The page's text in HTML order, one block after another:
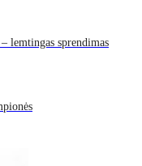
lemtingas sprendimas